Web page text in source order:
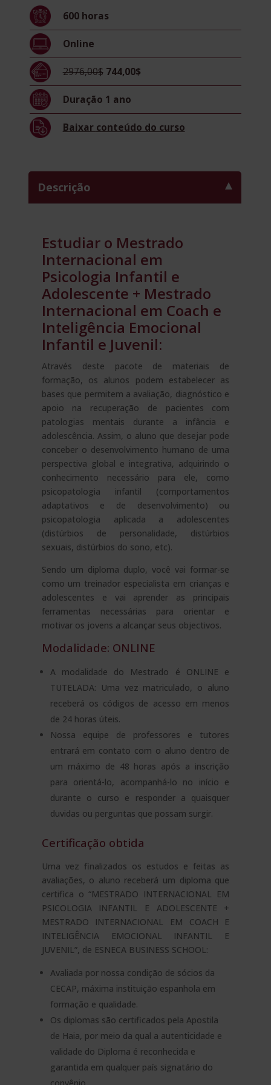
INTERNACIONAL
COACH
INTELIGÊNCIA
quantidade
600 horas
Online
2976,00$ 744,00$
Duração 1 ano
Baixar conteúdo do curso
Descrição
Estudiar o Mestrado
Internacional em
Psicologia Infantil e
Adolescente + Mestrado
Internacional em Coach e
Inteligência Emocional
Infantil e Juvenil:
Através deste pacote de materiais de
formação, os alunos podem estabelecer as
bases que permitem a avaliação, diagnóstico e
apoio na recuperação de pacientes com
patologias mentais durante a infância e
adolescência. Assim, o aluno que desejar pode
conceber o desenvolvimento humano de uma
perspectiva global e integrativa, adquirindo o
conhecimento necessário para ele, como
psicopatologia infantil (comportamentos
adaptativos e de desenvolvimento) ou
psicopatologia aplicada a adolescentes
(distúrbios de personalidade, distúrbios
sexuais, distúrbios do sono, etc).
Sendo um diploma duplo, você vai formar-se
como um treinador especialista em crianças e
adolescentes e vai aprender as principais
ferramentas necessárias para orientar e
motivar os jovens a alcançar seus objectivos.
Modalidade: ONLINE
A modalidade do Mestrado é ONLINE e
TUTELADA: Uma vez matriculado, o aluno
receberá os códigos de acesso em menos
de 24 horas úteis.
Nossa equipe de professores e tutores
entrará em contato com o aluno dentro de
um máximo de 48 horas após a inscrição
para orientá-lo, acompanhá-lo no início e
durante o curso e responder a quaisquer
duvidas ou perguntas que possam surgir.
Certificação obtida
Uma vez finalizados os estudos e feitas as
avaliações, o aluno receberá um diploma que
certifica o “MESTRADO INTERNACIONAL EM
PSICOLOGIA INFANTIL E ADOLESCENTE +
MESTRADO INTERNACIONAL EM COACH E
INTELIGÊNCIA EMOCIONAL INFANTIL E
JUVENIL”, de ESNECA BUSINESS SCHOOL:
Avaliada por nossa condição de sócios da
CECAP, máxima instituição espanhola em
formação e qualidade.
Os diplomas são certificados pela Apostila
de Haia, por meio da qual a autenticidade e
validade do Diploma é reconhecida e
garantida em qualquer país signatário do
convênio.